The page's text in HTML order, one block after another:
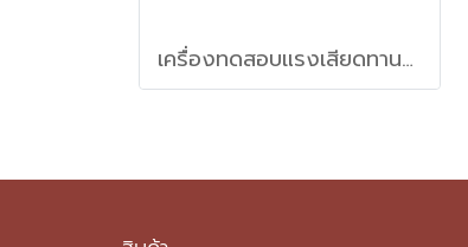
เครื่องทดสอบแรงเสียดทานของวัสดุฟิลม์พลาสติก (Slip tester)